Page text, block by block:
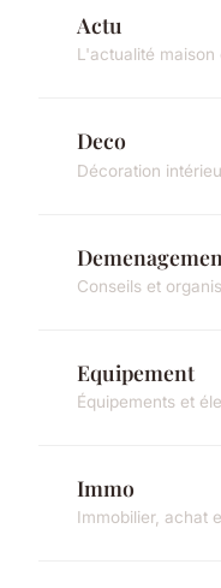
Actu
L'actualité maison
Deco
Décoration
Conseils et
Equipement
Équipements et
Immo
Immobilier, achat